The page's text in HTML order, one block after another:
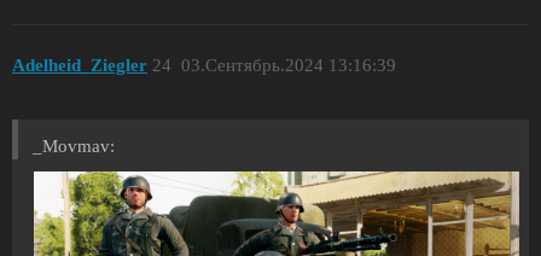
Adelheid_Ziegler 03.Сентябрь.2024 13:16:39
24
_Movmav: